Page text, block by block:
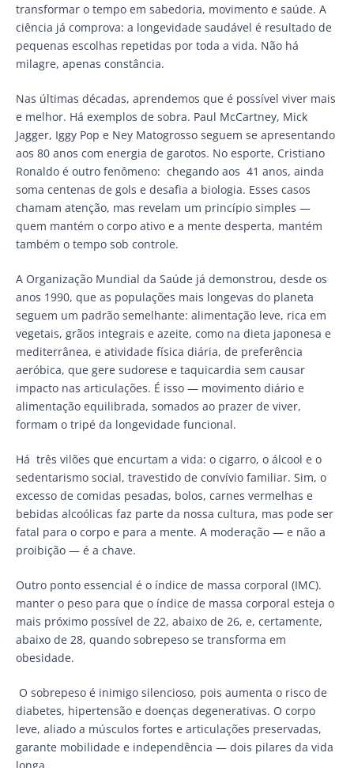
transformar o tempo em sabedoria, movimento e saúde. A
ciência já comprova: a longevidade saudável é resultado de
pequenas escolhas repetidas por toda a vida. Não há
milagre, apenas constância.
Nas últimas décadas, aprendemos que é possível viver mais
e melhor. Há exemplos de sobra. Paul McCartney, Mick
Jagger, Iggy Pop e Ney Matogrosso seguem se apresentando
aos 80 anos com energia de garotos. No esporte, Cristiano
Ronaldo é outro fenômeno: chegando aos 41 anos, ainda
soma centenas de gols e desafia a biologia. Esses casos
chamam atenção, mas revelam um princípio simples —
quem mantém o corpo ativo e a mente desperta, mantém
também o tempo sob controle.
A Organização Mundial da Saúde já demonstrou, desde os
anos 1990, que as populações mais longevas do planeta
seguem um padrão semelhante: alimentação leve, rica em
vegetais, grãos integrais e azeite, como na dieta japonesa e
mediterrânea, e atividade física diária, de preferência
aeróbica, que gere sudorese e taquicardia sem causar
impacto nas articulações. É isso — movimento diário e
alimentação equilibrada, somados ao prazer de viver,
formam o tripé da longevidade funcional.
Há três vilões que encurtam a vida: o cigarro, o álcool e o
sedentarismo social, travestido de convívio familiar. Sim, o
excesso de comidas pesadas, bolos, carnes vermelhas e
bebidas alcoólicas faz parte da nossa cultura, mas pode ser
fatal para o corpo e para a mente. A moderação — e não a
proibição — é a chave.
Outro ponto essencial é o índice de massa corporal (IMC).
manter o peso para que o índice de massa corporal esteja o
mais próximo possível de 22, abaixo de 26, e, certamente,
abaixo de 28, quando sobrepeso se transforma em
obesidade.
O sobrepeso é inimigo silencioso, pois aumenta o risco de
diabetes, hipertensão e doenças degenerativas. O corpo
leve, aliado a músculos fortes e articulações preservadas,
garante mobilidade e independência — dois pilares da vida
longa.